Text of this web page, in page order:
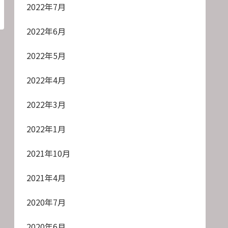
2022年7月
2022年6月
2022年5月
2022年4月
2022年3月
2022年1月
2021年10月
2021年4月
2020年7月